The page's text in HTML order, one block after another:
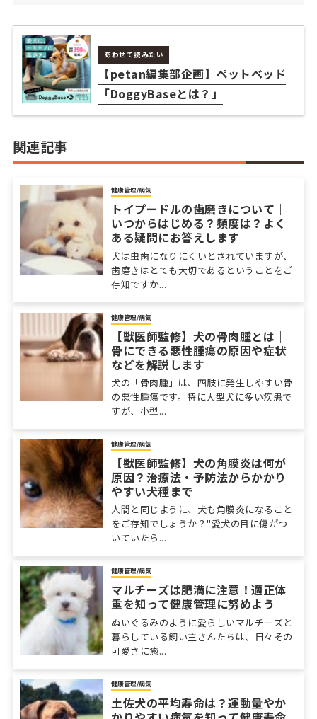
あわせて読みたい
【petan編集部企画】ペットベッド
「DoggyBaseとは？」
関連記事
健康管理/病気
トイプードルの歯磨きについて｜
いつからはじめる？頻度は？よく
ある疑問にお答えします
犬は虫歯になりにくいとされていますが、
歯磨きはとても大切であるということをご
存知ですか...
健康管理/病気
【獣医師監修】犬の骨肉腫とは｜
骨にできる悪性腫瘍の原因や症状
などを解説します
犬の「骨肉腫」は、四肢に発生しやすい骨
の悪性腫瘍です。特に大型犬に多い疾患で
すが、小型...
健康管理/病気
【獣医師監修】犬の角膜炎は何が
原因？治療法・予防法からかかり
やすい犬種まで
人間と同じように、犬も角膜炎になること
をご存知でしょうか？"愛犬の目に傷がつ
いていたら...
健康管理/病気
マルチーズは肥満に注意！適正体
重を知って健康管理に努めよう
ぬいぐるみのように愛らしいマルチーズと
暮らしている飼い主さんたちは、日々その
可愛さに癒...
健康管理/病気
土佐犬の平均寿命は？運動量やか